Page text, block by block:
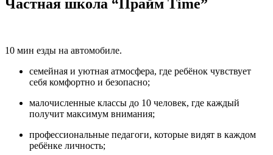
Частная школа “Прайм Time”
10 мин езды на автомобиле.
семейная и уютная атмосфера, где ребёнок чувствует
себя комфортно и безопасно;
малочисленные классы до 10 человек, где каждый
получит максимум внимания;
профессиональные педагоги, которые видят в каждом
ребёнке личность;